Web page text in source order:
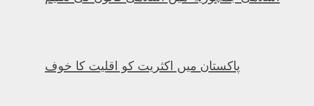
پاکستان میں اکثریت کو اقلیت کا خوف